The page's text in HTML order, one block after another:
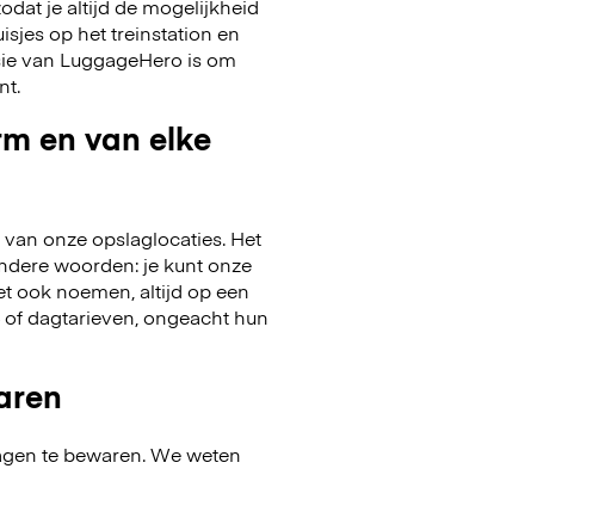
je altijd de mogelijkheid
op het treinstation en
van LuggageHero is om
en van elke
onze opslaglocaties. Het
woorden: je kunt onze
ook noemen, altijd op een
dagtarieven, ongeacht hun
te bewaren. We weten